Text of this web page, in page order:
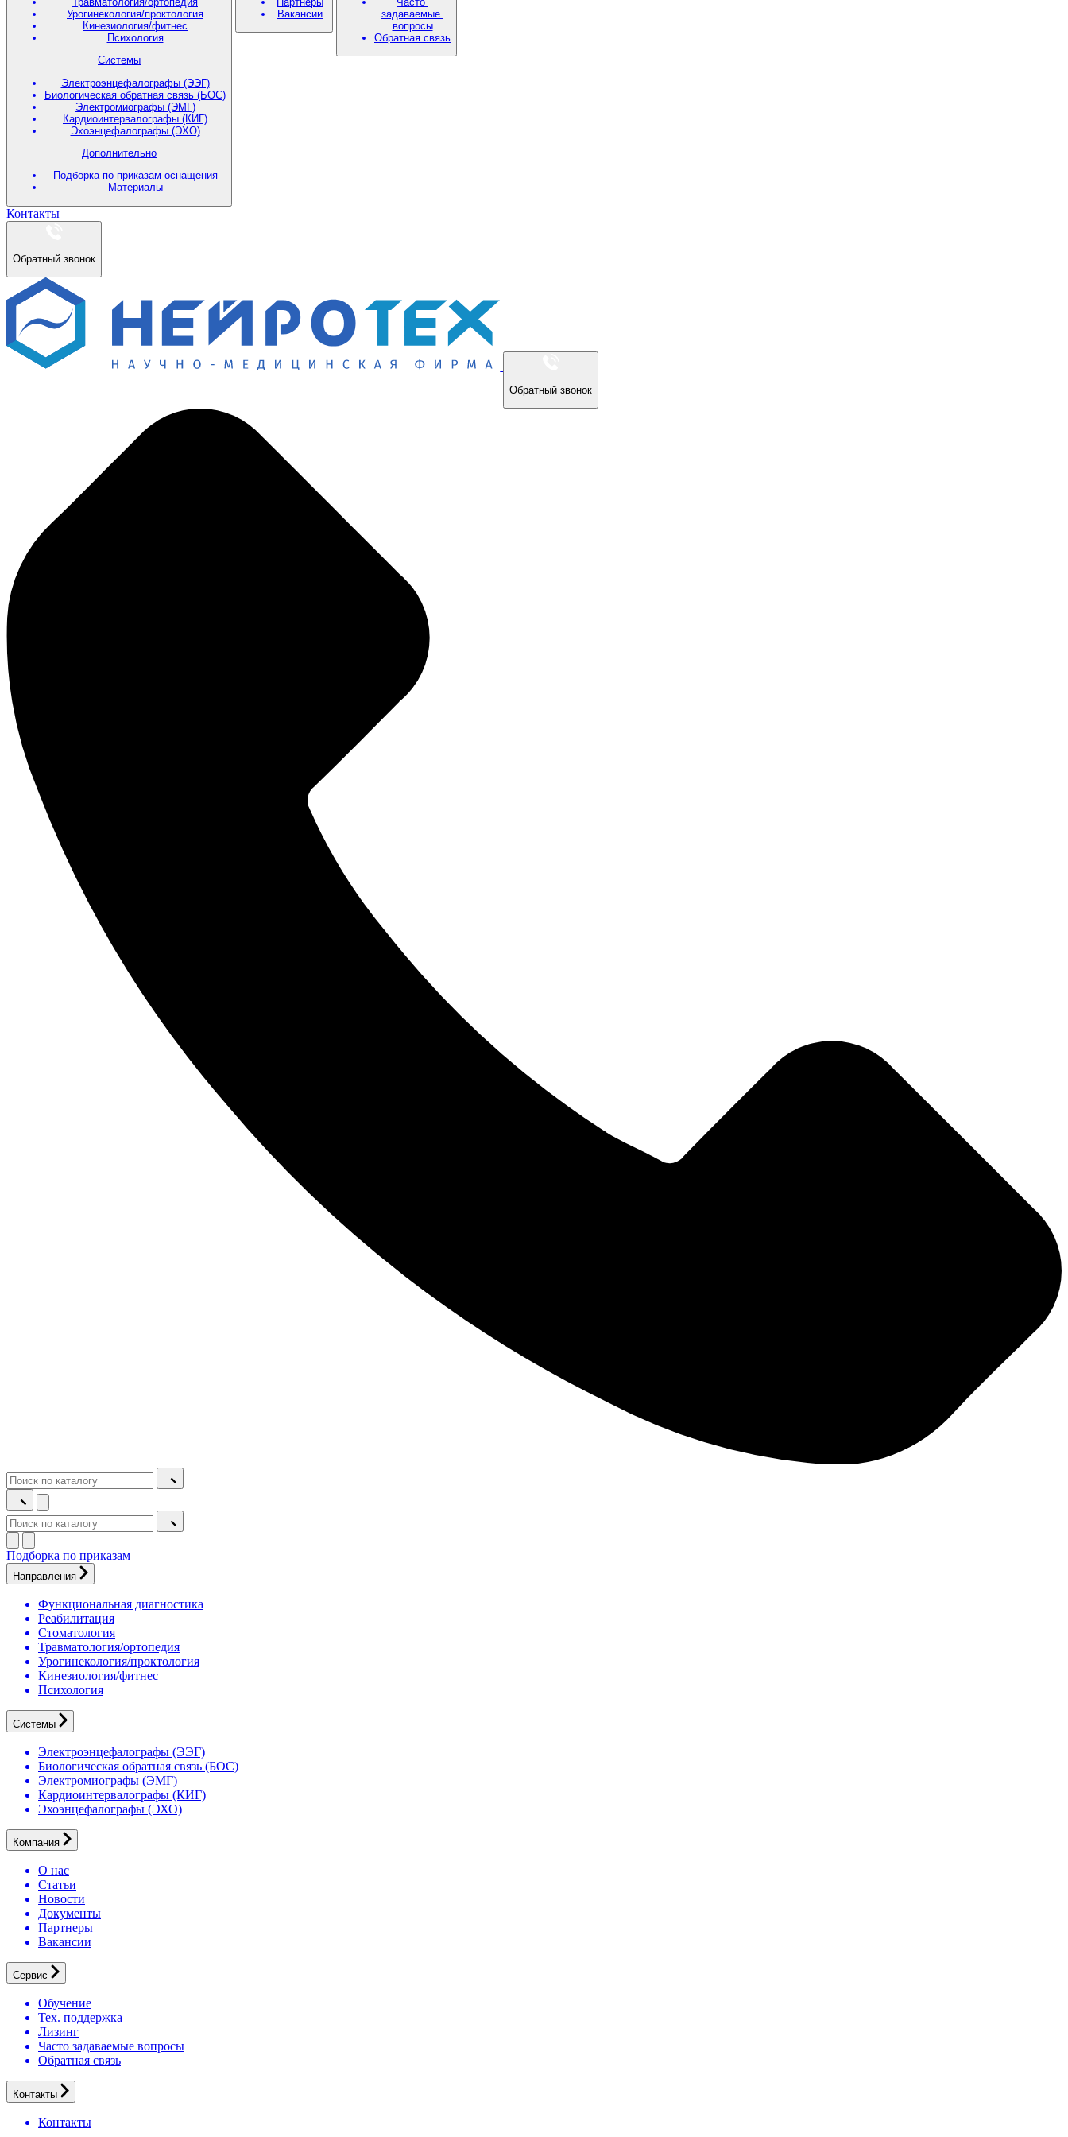
Урогинекология/проктология
Кинезиология/фитнес
Психология
Системы
Электроэнцефалографы (ЭЭГ)
Биологическая обратная связь (БОС)
Электромиографы (ЭМГ)
Кардиоинтервалографы (КИГ)
Эхоэнцефалографы (ЭХО)
Дополнительно
Подборка по приказам оснащения
Материалы
Вакансии
задаваемые
вопросы
Обратная связь
Контакты
Обратный звонок
Обратный звонок
Подборка по приказам
Направления
Функциональная диагностика
Реабилитация
Стоматология
Травматология/ортопедия
Урогинекология/проктология
Кинезиология/фитнес
Психология
Системы
Электроэнцефалографы (ЭЭГ)
Биологическая обратная связь (БОС)
Электромиографы (ЭМГ)
Кардиоинтервалографы (КИГ)
Эхоэнцефалографы (ЭХО)
Компания
О нас
Статьи
Новости
Документы
Партнеры
Вакансии
Сервис
Обучение
Тех. поддержка
Лизинг
Часто задаваемые вопросы
Обратная связь
Контакты
Контакты